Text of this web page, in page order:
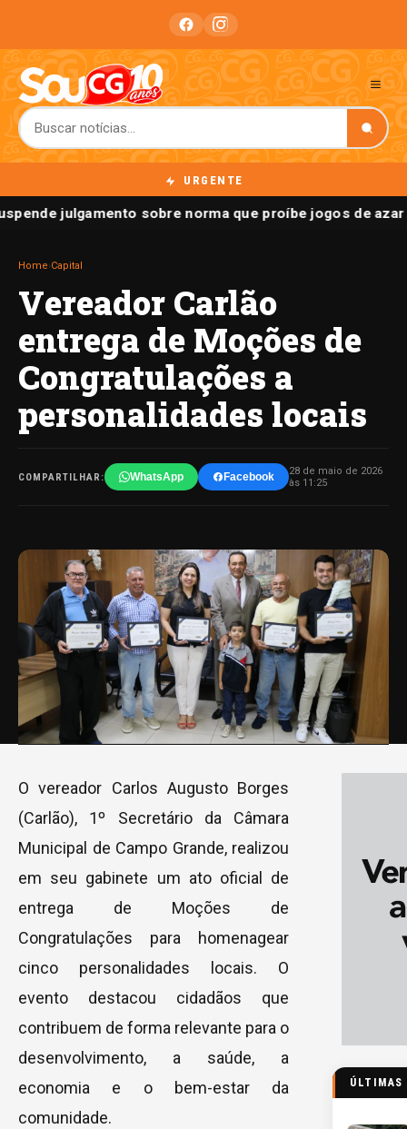
URGENTE
julgamento sobre norma que proíbe jogos de azar
Home Capital
Vereador Carlão
entrega de Moções de
Congratulações a
personalidades locais
COMPARTILHAR: WhatsApp Facebook
28 de maio de 2026
às 11:25
O vereador Carlos Augusto Borges
(Carlão), 1º Secretário da Câmara
Municipal de Campo Grande, realizou
em seu gabinete um ato oficial de
entrega de Moções de
Congratulações para homenagear
cinco personalidades locais. O
evento destacou cidadãos que
contribuem de forma relevante para o
desenvolvimento, a saúde, a
economia e o bem-estar da
comunidade.